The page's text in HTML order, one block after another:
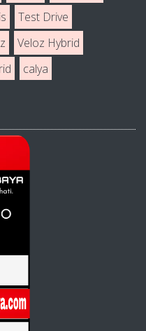
Test Drive
Veloz Hybrid
calya